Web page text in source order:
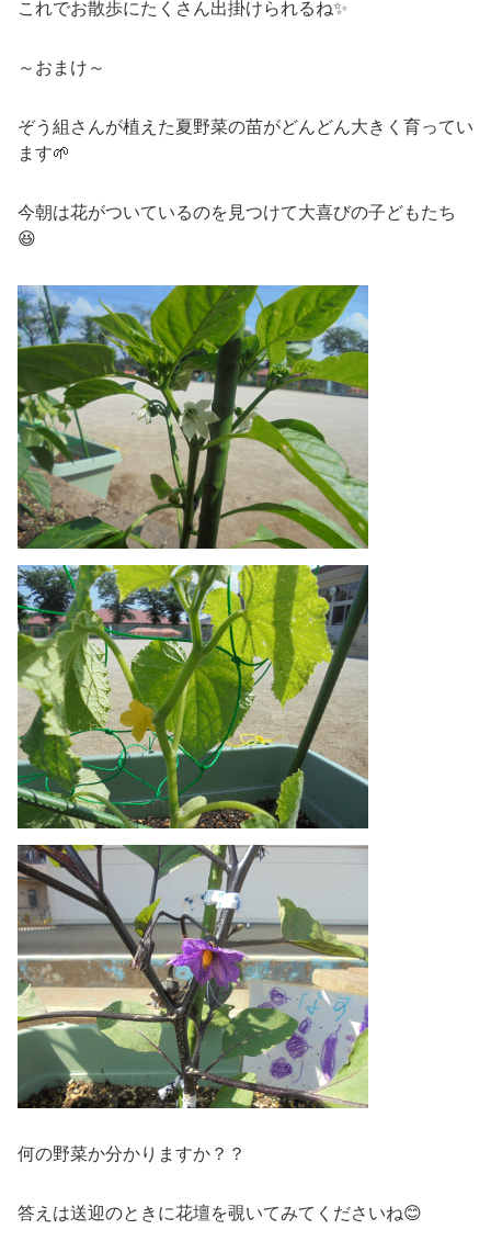
これでお散歩にたくさん出掛けられるね✨
～おまけ～
ぞう組さんが植えた夏野菜の苗がどんどん大きく育ってい
ます🌱
今朝は花がついているのを見つけて大喜びの子どもたち
😆
何の野菜か分かりますか？？
答えは送迎のときに花壇を覗いてみてくださいね😊